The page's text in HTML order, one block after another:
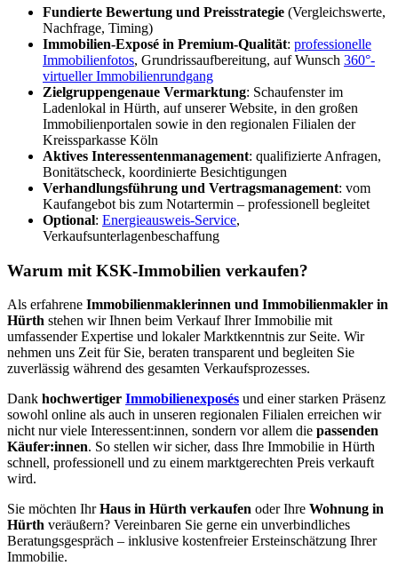
Fundierte Bewertung und Preisstrategie (Vergleichswerte,
Nachfrage, Timing)
Immobilien-Exposé in Premium-Qualität: professionelle
Immobilienfotos, Grundrissaufbereitung, auf Wunsch 360°-
virtueller Immobilienrundgang
Zielgruppengenaue Vermarktung: Schaufenster im
Ladenlokal in Hürth, auf unserer Website, in den großen
Immobilienportalen sowie in den regionalen Filialen der
Kreissparkasse Köln
Aktives Interessenten­management: qualifizierte Anfragen,
Bonitätscheck, koordinierte Besichtigungen
Verhandlungsführung und Vertragsmanagement: vom
Kaufangebot bis zum Notartermin – professionell begleitet
Optional: Energieausweis-Service,
Verkaufsunterlagenbeschaffung
Warum mit KSK-Immobilien verkaufen?
Als erfahrene Immobilienmaklerinnen und Immobilienmakler in
Hürth stehen wir Ihnen beim Verkauf Ihrer Immobilie mit
umfassender Expertise und lokaler Marktkenntnis zur Seite. Wir
nehmen uns Zeit für Sie, beraten transparent und begleiten Sie
zuverlässig während des gesamten Verkaufsprozesses.
Dank hochwertiger Immobilienexposés und einer starken Präsenz
sowohl online als auch in unseren regionalen Filialen erreichen wir
nicht nur viele Interessent:innen, sondern vor allem die passenden
Käufer:innen. So stellen wir sicher, dass Ihre Immobilie in Hürth
schnell, professionell und zu einem marktgerechten Preis verkauft
wird.
Sie möchten IhrHaus in Hürth verkaufen oder Ihre Wohnung in
Hürth veräußern? Vereinbaren Sie gerne ein unverbindliches
Beratungsgespräch – inklusive kostenfreier Ersteinschätzung Ihrer
Immobilie.